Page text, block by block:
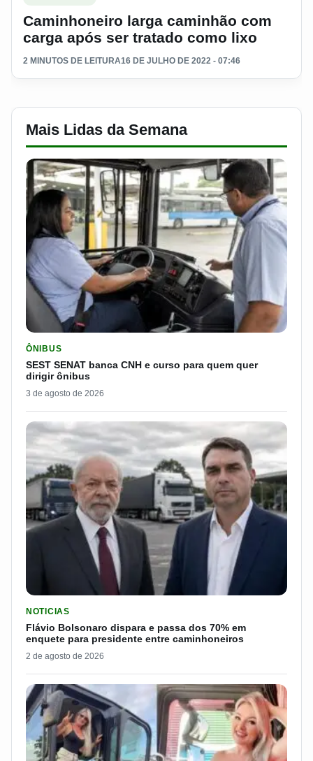
Caminhoneiro larga caminhão com
carga após ser tratado como lixo
2 MINUTOS DE LEITURA16 DE JULHO DE 2022 - 07:46
Mais Lidas da Semana
ÔNIBUS
SEST SENAT banca CNH e curso para quem quer
dirigir ônibus
3 de agosto de 2026
NOTICIAS
Flávio Bolsonaro dispara e passa dos 70% em
enquete para presidente entre caminhoneiros
2 de agosto de 2026